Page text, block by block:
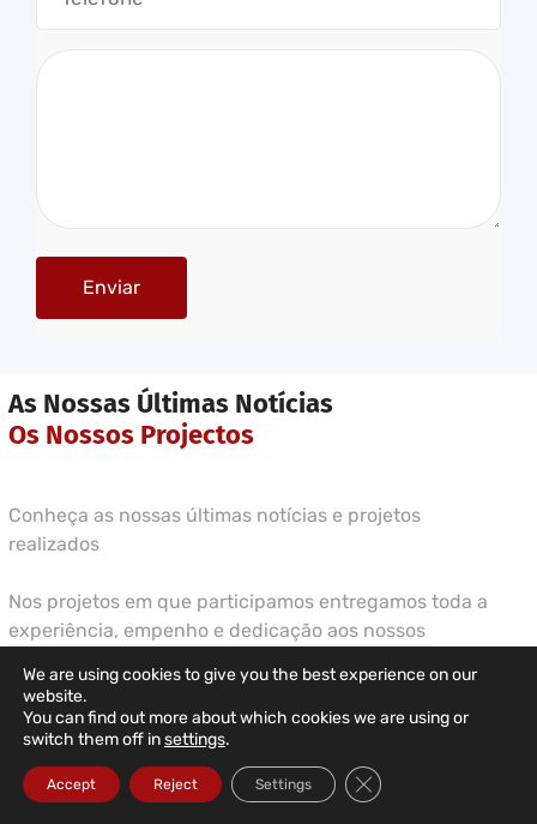
As Nossas Últimas Notícias
Os Nossos Projectos
Conheça as nossas últimas notícias e projetos
realizados
Nos projetos em que participamos entregamos toda a
experiência, empenho e dedicação aos nossos
obter é sempre o seu reconhecimento pelo nosso
trabalho Ajudamos as empresas a crescerem com o
nosso know-how especializado na área informática
We are using cookies to give you the best experience on our
website.
You can find out more about which cookies we are using or
switch them off insettings.
Accept Reject Settings Close GDPR Cookie